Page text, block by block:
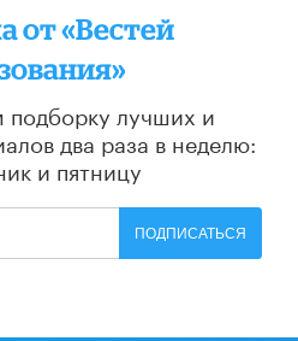
от «Вестей
подборку лучших и
два раза в неделю:
и пятницу
ПОДПИСАТЬСЯ